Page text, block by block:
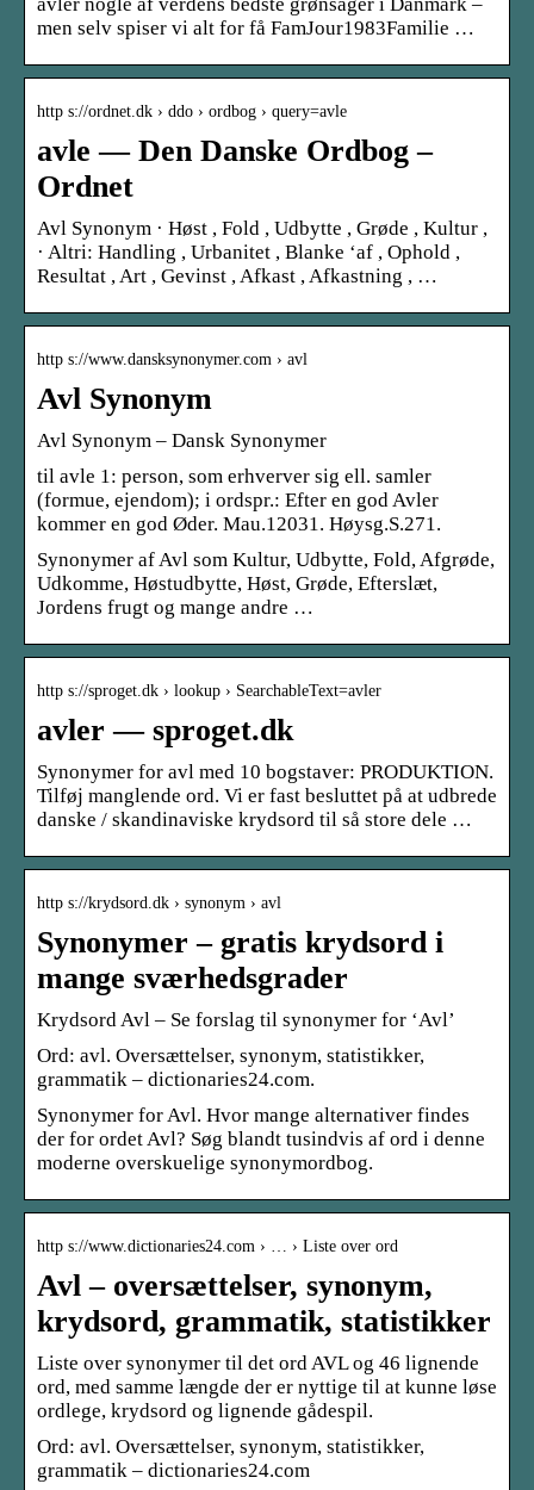
men selv spiser vi alt for få FamJour1983Familie …
http s://ordnet.dk › ddo › ordbog › query=avle
avle — Den Danske Ordbog –
Ordnet
Avl Synonym · Høst , Fold , Udbytte , Grøde , Kultur ,
· Altri: Handling , Urbanitet , Blanke ‘af , Ophold ,
Resultat , Art , Gevinst , Afkast , Afkastning , …
http s://www.dansksynonymer.com › avl
Avl Synonym
Avl Synonym – Dansk Synonymer
til avle 1: person, som erhverver sig ell. samler
(formue, ejendom); i ordspr.: Efter en god Avler
kommer en god Øder. Mau.12031. Høysg.S.271.
Synonymer af Avl som Kultur, Udbytte, Fold, Afgrøde,
Udkomme, Høstudbytte, Høst, Grøde, Efterslæt,
Jordens frugt og mange andre …
http s://sproget.dk › lookup › SearchableText=avler
avler — sproget.dk
Synonymer for avl med 10 bogstaver: PRODUKTION.
Tilføj manglende ord. Vi er fast besluttet på at udbrede
danske / skandinaviske krydsord til så store dele …
http s://krydsord.dk › synonym › avl
Synonymer – gratis krydsord i
mange sværhedsgrader
Krydsord Avl – Se forslag til synonymer for ‘Avl’
Ord: avl. Oversættelser, synonym, statistikker,
grammatik – dictionaries24.com.
Synonymer for Avl. Hvor mange alternativer findes
der for ordet Avl? Søg blandt tusindvis af ord i denne
moderne overskuelige synonymordbog.
http s://www.dictionaries24.com › … › Liste over ord
Avl – oversættelser, synonym,
krydsord, grammatik, statistikker
Liste over synonymer til det ord AVL og 46 lignende
ord, med samme længde der er nyttige til at kunne løse
ordlege, krydsord og lignende gådespil.
Ord: avl. Oversættelser, synonym, statistikker,
grammatik – dictionaries24.com